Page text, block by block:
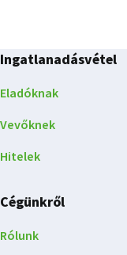
Ingatlanadásvétel
Eladóknak
Vevőknek
Hitelek
Cégünkről
Rólunk